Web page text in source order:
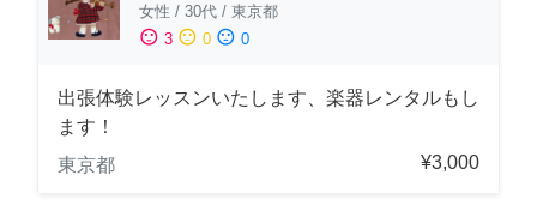
女性 / 30代 / 東京都
sentiment_satisfied 3 sentiment_neutral 0 sentiment_dissatisfied 0
出張体験レッスンいたします、楽器レンタルもし
ます！
東京都
¥3,000